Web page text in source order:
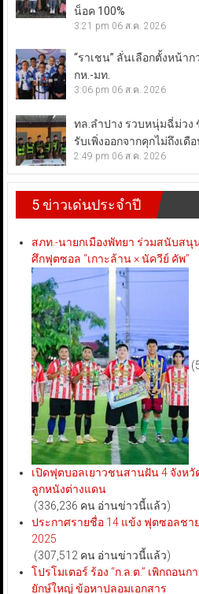
น็อค 100%
3:21 pm 06 ส.ค. 2026
“ราเชน” ลั่นเลือกตั้งหน้า
กห.-มท.
3:06 pm 06 ส.ค. 2026
ทล.ลำปาง รวบหนุ่มฉี่ม่วง
รับเพิ่งออกจากคุกไม่ถึงเดื
2:49 pm 06 ส.ค. 2026
5 ข่าวเด่นประจำปี
สภท.-นายกเมืองพัทยา ร่วมสนับสนุ
ศึกฟุตซอล “เกาะล้าน × นัควีย์ คัพ”
เปิดฟุตบอลเยาวชนสานฝัน 4 จังห
ลูกหนังต่างแดน
(336,236 คน อ่านข่าวนี้แล้ว)
ประกาศรายชื่อ 14 แข้ง ฟุตซอลช
2025
(307,512 คน อ่านข่าวนี้แล้ว)
โปรโมเตอร์ ร้อง “ก.ล.ต.” เพิกถอ
ยักษ์ใหญ่ ข้อหาปลอมเอกสาร